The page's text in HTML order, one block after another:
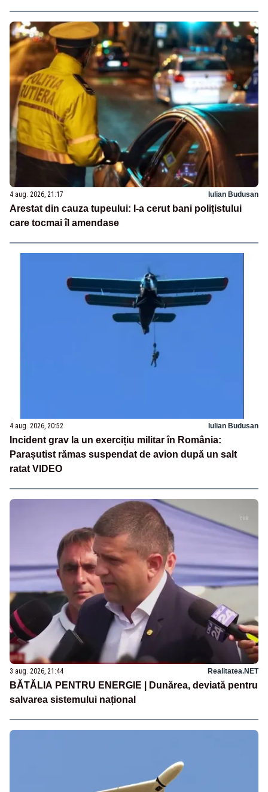
4 aug. 2026, 21:17 Iulian Budusan
Arestat din cauza tupeului: I-a cerut bani polițistului
care tocmai îl amendase
4 aug. 2026, 20:52 Iulian Budusan
Incident grav la un exercițiu militar în România:
Parașutist rămas suspendat de avion după un salt
ratat VIDEO
3 aug. 2026, 21:44 Realitatea.NET
BĂTĂLIA PENTRU ENERGIE | Dunărea, deviată pentru
salvarea sistemului național